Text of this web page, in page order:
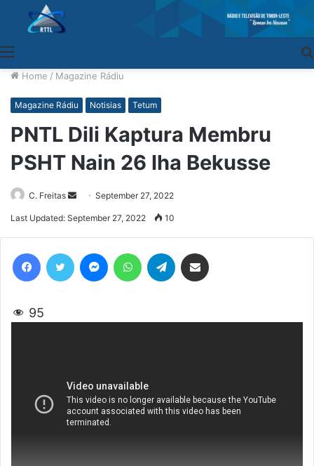
Home / Magazine Rádiu
Magazine Rádiu Notisias Tetum
PNTL Dili Kaptura Membru
PSHT Nain 26 Iha Bekusse
C. Freitas
SendSeptember 27, 2022
Last Updated: September 27, 2022 10
95